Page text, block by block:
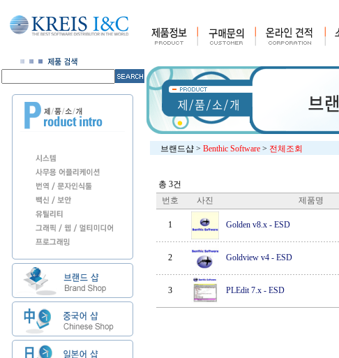
브랜드샵 > Benthic Software > 전체조회
총 3건
번호
사진 제품명
1 Golden v8.x- ESD
2 Goldview v4- ESD
3 PLEdit 7.x- ESD